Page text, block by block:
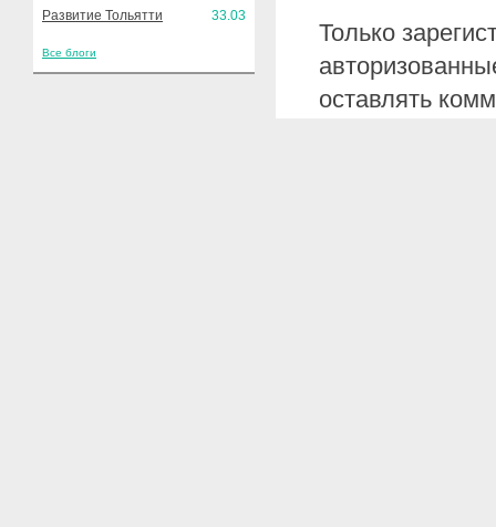
Развитие Тольятти 33.03
Все блоги
Только
оставлять